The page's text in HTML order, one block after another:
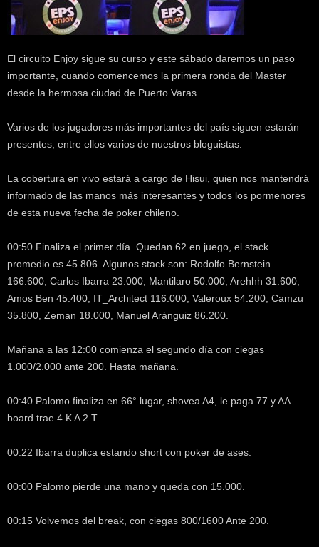
El circuito Enjoy sigue su curso y este sábado daremos un paso
importante, cuando comencemos la primera ronda del Master
desde la hermosa ciudad de Puerto Varas.
Varios de los jugadores más importantes del país siguen estarán
presentes, entre ellos varios de nuestros bloguistas.
La cobertura en vivo estará a cargo de Hisui, quien nos mantendrá
informado de las manos más interesantes y todos los pormenores
de esta nueva fecha de poker chileno.
00:50 Finaliza el primer día. Quedan 62 en juego, el stack
promedio es 45.806. Algunos stack son: Rodolfo Bernstein
166.600, Carlos Ibarra 23.000, Mantilaro 50.000, Arehhh 31.600,
Amos Ben 45.400, IT_Architect 116.000, Valeroux 54.200, Camzu
35.800, Zeman 18.000, Manuel Aránguiz 86.200.
Mañana a las 12:00 comienza el segundo día con ciegas
1.000/2.000 ante 200. Hasta mañana.
00:40 Palomo finaliza en 66° lugar, shovea A4, le paga 77 y AA.
board trae 4 K A 2 T.
00:22 Ibarra duplica estando short con poker de ases.
00:00 Palomo pierde una mano y queda con 15.000.
00:15 Volvemos del break, con ciegas 800/1600 Ante 200.